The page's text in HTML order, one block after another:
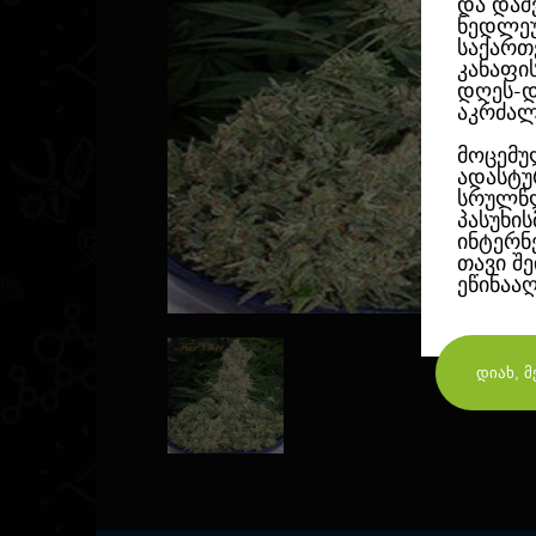
და
დღეს-
თავი